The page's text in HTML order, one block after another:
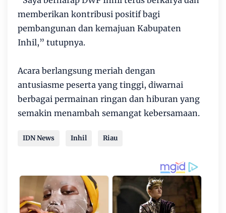
memberikan kontribusi positif bagi
pembangunan dan kemajuan Kabupaten
Inhil,” tutupnya.
Acara berlangsung meriah dengan
antusiasme peserta yang tinggi, diwarnai
berbagai permainan ringan dan hiburan yang
semakin menambah semangat kebersamaan.
IDN News Inhil Riau